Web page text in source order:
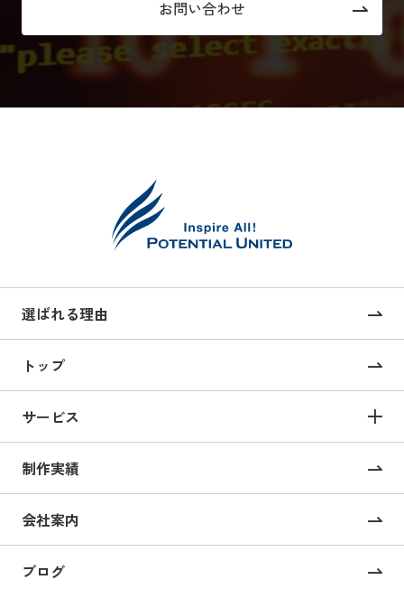
お問い合わせ
選ばれる理由
トップ
サービス
サービス TOP
サイト構築
コーポレートサイト制作
採用サイト制作
CMS構築・導入
制作実績
会社案内
ブログ